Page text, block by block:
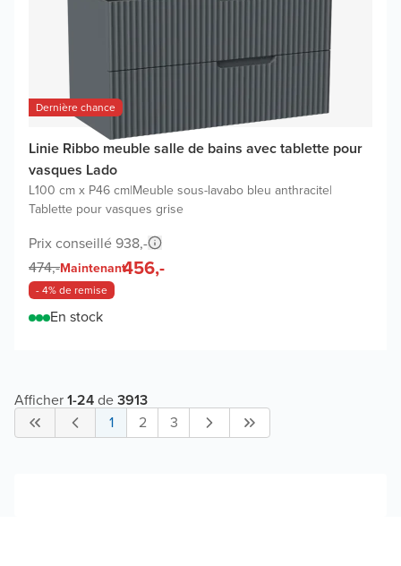
Dernière chance
Linie Ribbo meuble salle de bains avec tablette pour
vasques Lado
L100 cm x P46 cm|Meuble sous-lavabo bleu anthracite|
Tablette pour vasques grise
Prix conseillé 938,-
474,-Maintenant456,-
- 4% de remise
En stock
Afficher1-24de3913
1
2 3